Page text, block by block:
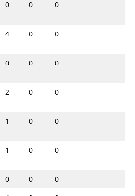
0 0 0
4 0 0
0 0 0
2 0 0
1 0 0
1 0 0
0 0
0